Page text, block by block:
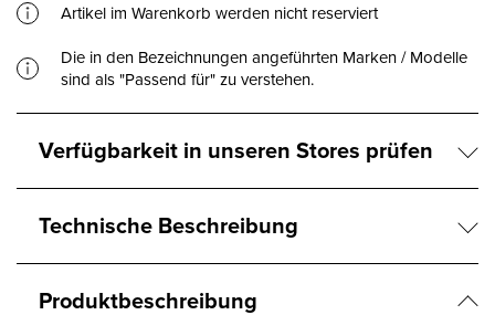
Artikel im Warenkorb werden nicht reserviert
Die in den Bezeichnungen angeführten Marken / Modelle
sind als "Passend für" zu verstehen.
Verfügbarkeit in unseren Stores prüfen
Technische Beschreibung
Produktbeschreibung